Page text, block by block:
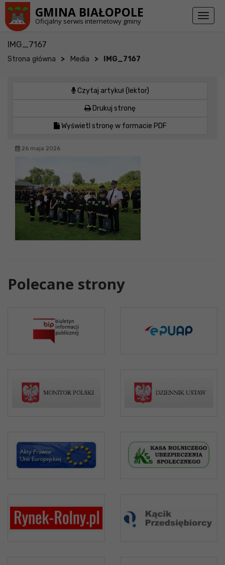
GMINA BIAŁOPOLE
Oficjalny serwis internetowy gminy
Toggle
IMG_7167
Strona główna > Media > IMG_7167
Czytaj artykuł (lektor)
Drukuj stronę
Wyświetl stronę w formacie PDF
26 maja 2026
Polecane strony